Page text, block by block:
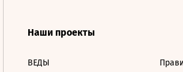
Наши проекты
ВЕДЫ